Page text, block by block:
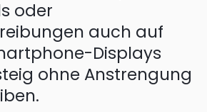
oder
auch auf
Displays
ohne Anstrengung